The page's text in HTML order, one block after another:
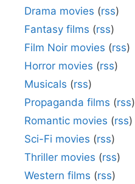
Drama movies (rss)
Fantasy films (rss)
Film Noir movies (rss)
Horror movies (rss)
Musicals (rss)
Propaganda films (rss)
Romantic movies (rss)
Sci-Fi movies (rss)
Thriller movies (rss)
Western films (rss)